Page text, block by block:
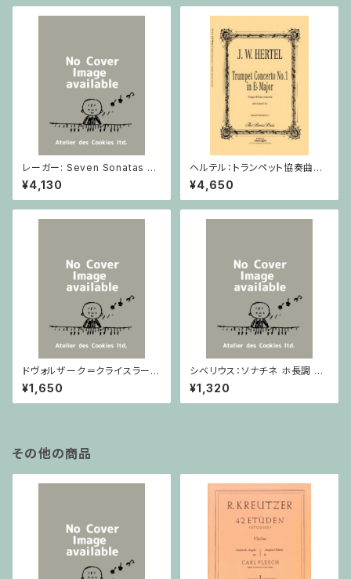
レーガー: Seven Sonatas o
p. 91 Heft 2 / ヴァイオリン
¥4,130
ヘルテル：トランペット協奏曲第1
番 変ホ長調/トランペット・ピア
ノ
¥4,650
ドヴォルザーク＝クライスラー：
スラヴ幻想曲 ロ短調 from Op.
55-4, Op.75 / ヴァイオリンと
ピアノ
¥1,650
シベリウス：ソナチネ ホ長調 O
p.80 / ヴァイオリンとピアノ
¥1,320
その他の商品